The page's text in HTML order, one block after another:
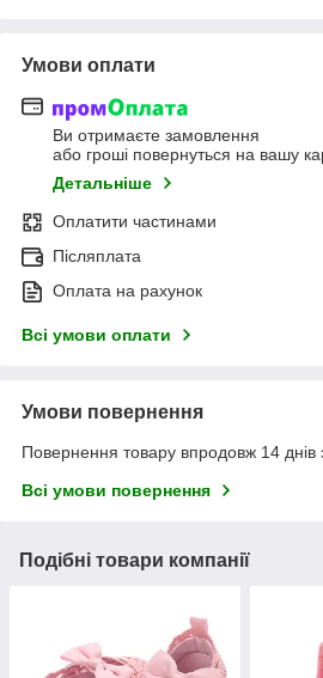
Умови оплати
Ви отримаєте замовлення
або гроші повернуться на вашу
Детальніше
Оплатити частинами
Післяплата
Оплата на рахунок
Всі умови оплати
Умови повернення
Повернення товару впродовж 14 днів
Всі умови повернення
Подібні товари компанії